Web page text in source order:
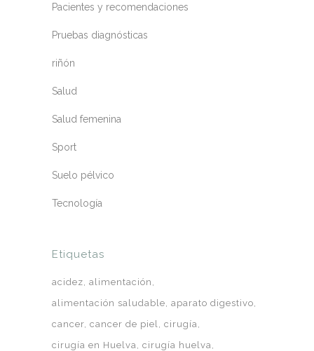
Pacientes y recomendaciones
Pruebas diagnósticas
riñón
Salud
Salud femenina
Sport
Suelo pélvico
Tecnología
Etiquetas
acidez alimentación
alimentación saludable aparato digestivo
cancer cancer de piel
cirugía
cirugía en Huelva
cirugía huelva